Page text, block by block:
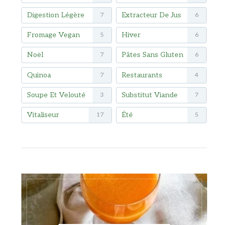
Digestion Légère 7 Extracteur De Jus 6
Fromage Vegan 5 Hiver 6
Noël 7 Pâtes Sans Gluten 6
Quinoa 7 Restaurants 4
Soupe Et Velouté 3 Substitut Viande 7
Vitaliseur 17 Été 5